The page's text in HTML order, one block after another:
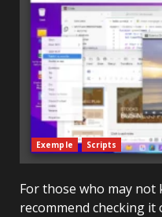
Exemple Scripts
For those who may
recommend checking